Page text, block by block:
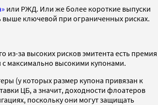
или РЖД. Или же более короткие выпуски
выше ключевой при ограниченных рисках.
из-за высоких рисков эмитента есть премия
максимально высокими купонами.
(у которых размер купона привязан к
ЦБ, а значит, доходности флоатеров
поскольку они могут защищать